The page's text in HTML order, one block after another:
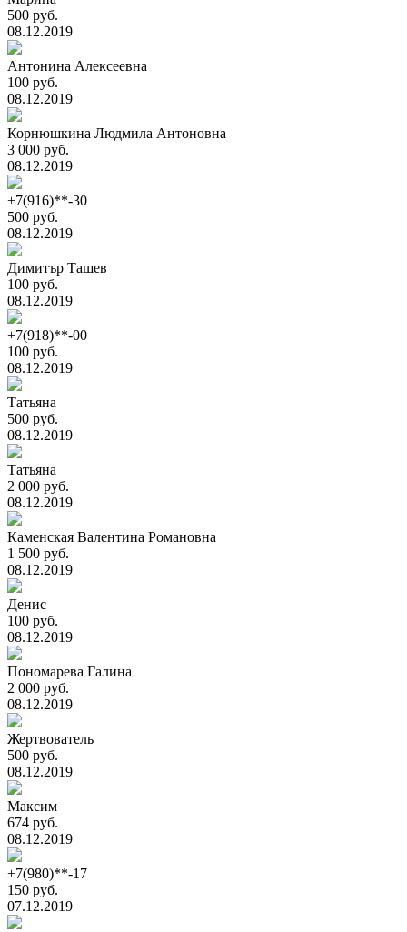
500 руб.
08.12.2019
Антонина Алексеевна
100 руб.
08.12.2019
Корнюшкина Людмила Антоновна
3 000 руб.
08.12.2019
+7(916)**-30
500 руб.
08.12.2019
Димитър Ташев
100 руб.
08.12.2019
+7(918)**-00
100 руб.
08.12.2019
Татьяна
500 руб.
08.12.2019
Татьяна
2 000 руб.
08.12.2019
Каменская Валентина Романовна
1 500 руб.
08.12.2019
Денис
100 руб.
08.12.2019
Пономарева Галина
2 000 руб.
08.12.2019
Жертвователь
500 руб.
08.12.2019
Максим
674 руб.
08.12.2019
+7(980)**-17
150 руб.
07.12.2019